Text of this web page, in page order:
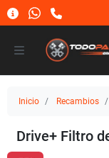
Inicio Recambios
Drive+ Filtro